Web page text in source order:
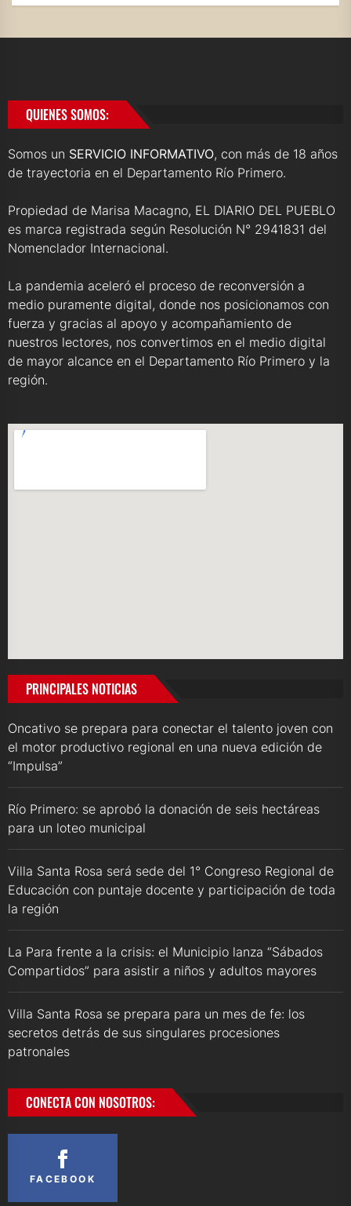
QUIENES SOMOS:
Somos un SERVICIO INFORMATIVO, con más de 18 años
de trayectoria en el Departamento Río Primero.
Propiedad de Marisa Macagno, EL DIARIO DEL PUEBLO
es marca registrada según Resolución N° 2941831 del
Nomenclador Internacional.
La pandemia aceleró el proceso de reconversión a
medio puramente digital, donde nos posicionamos con
fuerza y gracias al apoyo y acompañamiento de
nuestros lectores, nos convertimos en el medio digital
de mayor alcance en el Departamento Río Primero y la
región.
PRINCIPALES NOTICIAS
Oncativo se prepara para conectar el talento joven con
el motor productivo regional en una nueva edición de
“Impulsa”
Río Primero: se aprobó la donación de seis hectáreas
para un loteo municipal
Villa Santa Rosa será sede del 1° Congreso Regional de
Educación con puntaje docente y participación de toda
la región
La Para frente a la crisis: el Municipio lanza “Sábados
Compartidos” para asistir a niños y adultos mayores
Villa Santa Rosa se prepara para un mes de fe: los
secretos detrás de sus singulares procesiones
patronales
CONECTA CON NOSOTROS:
FACEBOOK